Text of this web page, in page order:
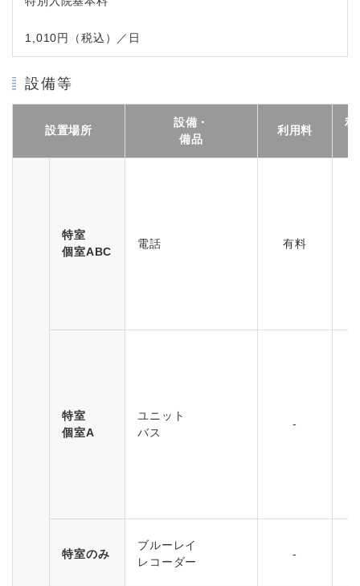
1,010円（税込）／日
設備等
設置場所
設備・
備品
利用料
利
特室
個室ABC
電話 有料
特室
個室A
ユニット
バス
-
特室のみ
ブルーレイ
レコーダー
-